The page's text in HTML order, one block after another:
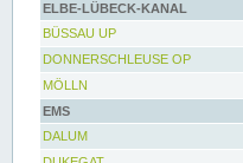
ELBE-LÜBECK-KANAL
BÜSSAU UP
DONNERSCHLEUSE OP
MÖLLN
EMS
DALUM